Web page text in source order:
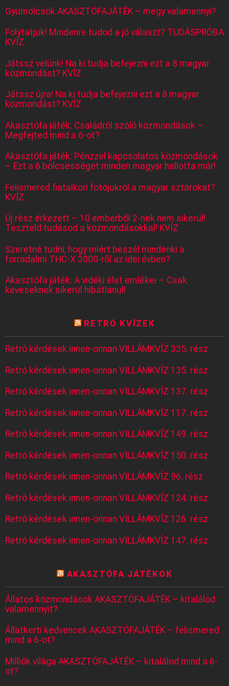
Gyümölcsök AKASZTÓFAJÁTÉK – megy valamennyi?
Folytatjuk! Mindenre tudod a jó választ? TUDÁSPRÓBA
KVÍZ
Játssz velünk! Na ki tudja befejezni ezt a 8 magyar
közmondást? KVÍZ
Játssz újra! Na ki tudja befejezni ezt a 8 magyar
közmondást? KVÍZ
Akasztófa játék: Családról szóló közmondások –
Megfejted mind a 6-ot?
Akasztófa játék: Pénzzel kapcsolatos közmondások
– Ezt a 6 bölcsességet minden magyar hallotta már!
Felismered fiatalkori fotójukról a magyar sztárokat?
KVÍZ
Új rész érkezett – 10 emberből 2-nek nem sikerül!
Teszteld tudásod a közmondásokkal! KVÍZ
Szeretné tudni, hogy miért beszél mindenki a
forradalmi THC-X 3000-ről az idei évben?
Akasztófa játék: A vidéki élet emlékei – Csak
keveseknek sikerül hibátlanul!
RETRÓ KVÍZEK
Retró kérdések innen-onnan VILLÁMKVÍZ 335. rész
Retró kérdések innen-onnan VILLÁMKVÍZ 135. rész
Retró kérdések innen-onnan VILLÁMKVÍZ 137. rész
Retró kérdések innen-onnan VILLÁMKVÍZ 117. rész
Retró kérdések innen-onnan VILLÁMKVÍZ 149. rész
Retró kérdések innen-onnan VILLÁMKVÍZ 150. rész
Retró kérdések innen-onnan VILLÁMKVÍZ 96. rész
Retró kérdések innen-onnan VILLÁMKVÍZ 124. rész
Retró kérdések innen-onnan VILLÁMKVÍZ 126. rész
Retró kérdések innen-onnan VILLÁMKVÍZ 147. rész
AKASZTÓFA JÁTÉKOK
Állatos közmondások AKASZTÓFAJÁTÉK – kitalálod
valamennyit?
Állatkerti kedvencek AKASZTÓFAJÁTÉK – felismered
mind a 6-ot?
Milliók világa AKASZTÓFAJÁTÉK – kitalálod mind a 6-
ot?